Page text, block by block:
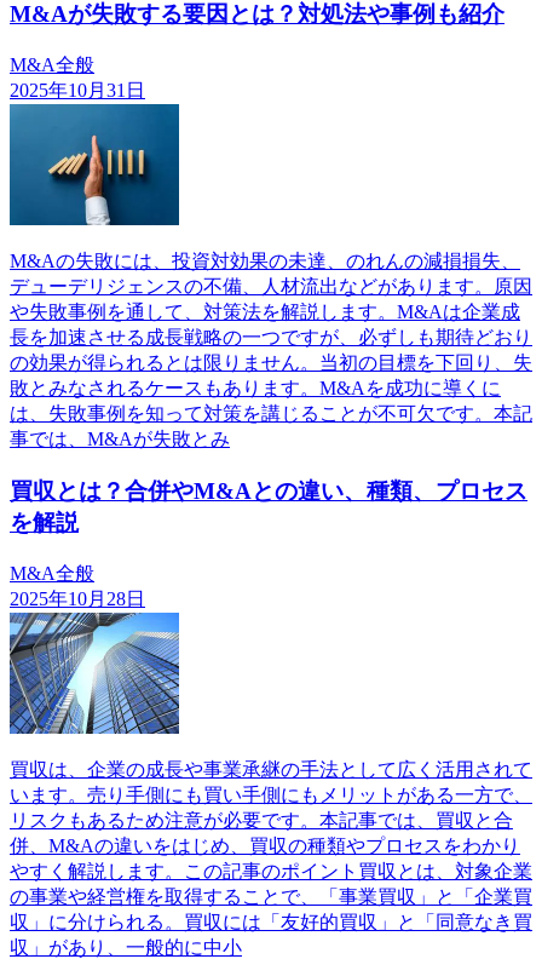
M&Aが失敗する要因とは？対処法や事例も紹介
M&A全般
2025年10月31日
M&Aの失敗には、投資対効果の未達、のれんの減損損失、
デューデリジェンスの不備、人材流出などがあります。原因
や失敗事例を通して、対策法を解説します。M&Aは企業成
長を加速させる成長戦略の一つですが、必ずしも期待どおり
の効果が得られるとは限りません。当初の目標を下回り、失
敗とみなされるケースもあります。M&Aを成功に導くに
は、失敗事例を知って対策を講じることが不可欠です。本記
事では、M&Aが失敗とみ
買収とは？合併やM&Aとの違い、種類、プロセス
を解説
M&A全般
2025年10月28日
買収は、企業の成長や事業承継の手法として広く活用されて
います。売り手側にも買い手側にもメリットがある一方で、
リスクもあるため注意が必要です。本記事では、買収と合
併、M&Aの違いをはじめ、買収の種類やプロセスをわかり
やすく解説します。この記事のポイント買収とは、対象企業
の事業や経営権を取得することで、「事業買収」と「企業買
収」に分けられる。買収には「友好的買収」と「同意なき買
収」があり、一般的に中小